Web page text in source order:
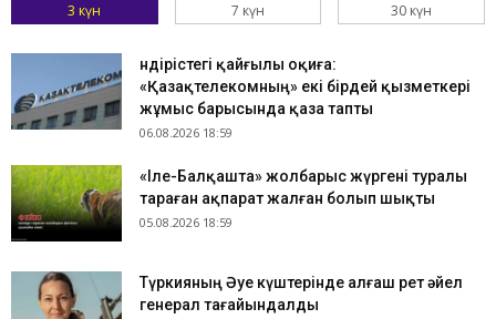
3 күн 7 күн 30 күн
Өндірістегі қайғылы оқиға:
«Қазақтелекомның» екі бірдей қызметкері
жұмыс барысында қаза тапты
06.08.2026 18:59
«Іле-Балқашта» жолбарыс жүргені туралы
тараған ақпарат жалған болып шықты
05.08.2026 18:59
Түркияның Әуе күштерінде алғаш рет әйел
генерал тағайындалды